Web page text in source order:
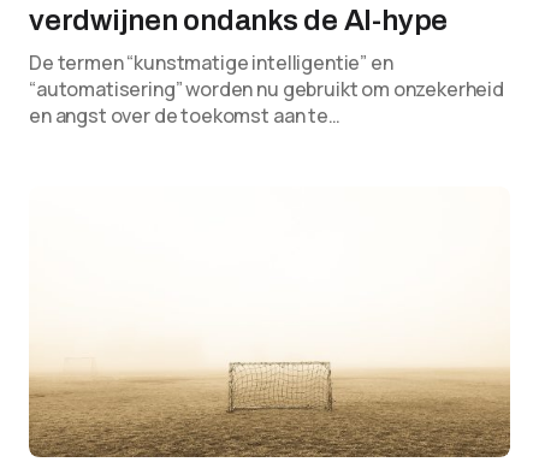
verdwijnen ondanks de AI-hype
De termen “kunstmatige intelligentie” en
“automatisering” worden nu gebruikt om onzekerheid
en angst over de toekomst aan te…